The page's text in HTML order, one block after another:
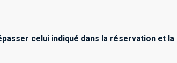
celui indiqué dans la réservation et